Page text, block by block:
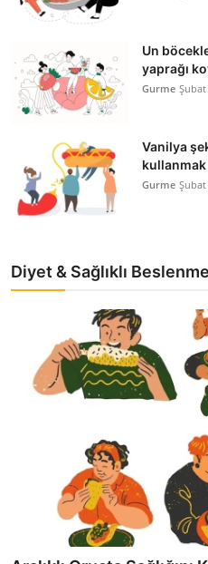
Un
yaprağı
Gurme Şubat
Vanilya
kullanmak
Gurme Şubat
Diyet & Sağlıklı Beslenme